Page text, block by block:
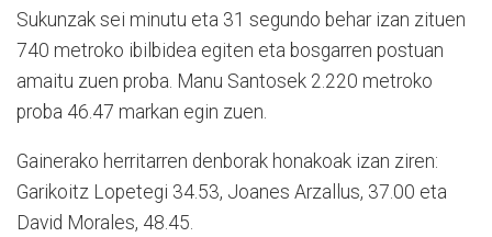
Sukunzak sei minutu eta 31 segundo behar izan zituen
740 metroko ibilbidea egiten eta bosgarren postuan
amaitu zuen proba. Manu Santosek 2.220 metroko
proba 46.47 markan egin zuen.
Gainerako herritarren denborak honakoak izan ziren:
Garikoitz Lopetegi 34.53, Joanes Arzallus, 37.00 eta
David Morales, 48.45.